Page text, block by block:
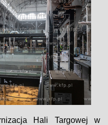
Hali Targowej w